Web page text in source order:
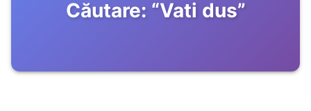
Căutare: “Vati dus”